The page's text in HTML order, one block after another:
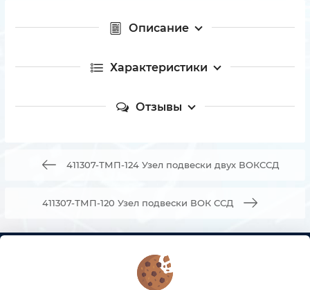
Описание
Характеристики
Отзывы
411307-ТМП-124 Узел подвески двух ВОКССД
411307-ТМП-120 Узел подвески ВОК ССД